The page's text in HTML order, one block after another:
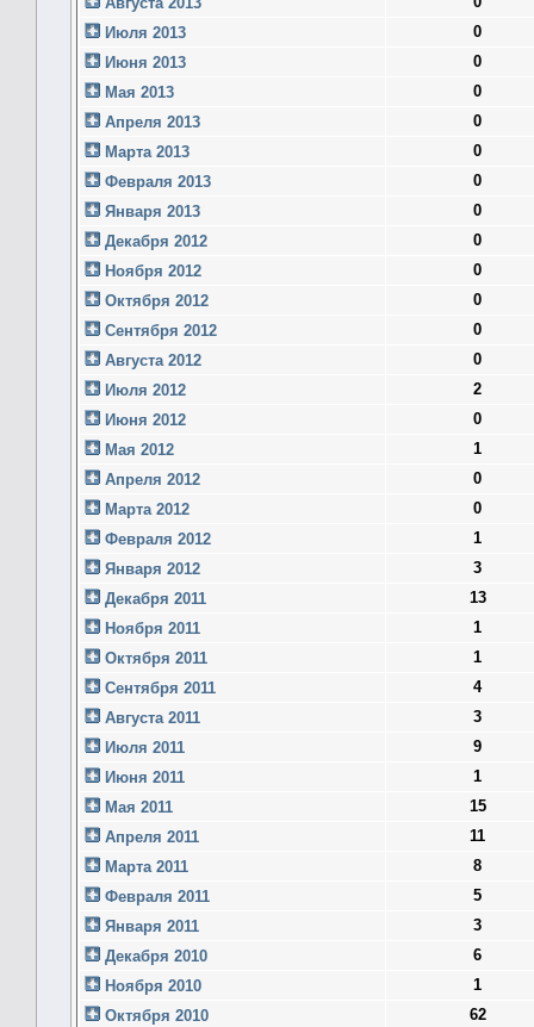
Июля 2013
0
Июня 2013
0
Мая 2013
0
Апреля 2013
0
Марта 2013
0
Февраля 2013
0
Января 2013
0
Декабря 2012
0
Ноября 2012
0
Октября 2012
0
Сентября 2012
0
Августа 2012
0
Июля 2012
2
Июня 2012
0
Мая 2012
1
Апреля 2012
0
Марта 2012
0
Февраля 2012
1
Января 2012
3
Декабря 2011
13
Ноября 2011
1
Октября 2011
1
Сентября 2011
4
Августа 2011
3
Июля 2011
9
Июня 2011
1
Мая 2011
15
Апреля 2011
11
Марта 2011
8
Февраля 2011
5
Января 2011
3
Декабря 2010
6
Ноября 2010
1
Октября 2010
62